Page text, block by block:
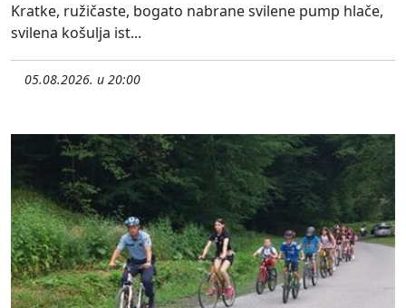
Kratke, ružičaste, bogato nabrane svilene pump hlače,
svilena košulja ist...
05.08.2026. u 20:00